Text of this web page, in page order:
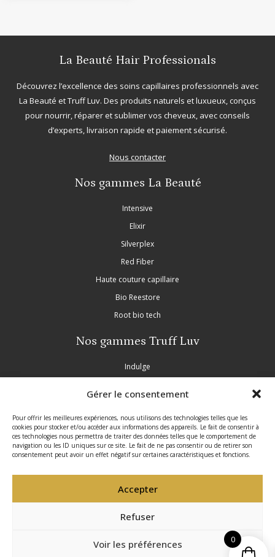
Gérer le consentement
Pour offrir les meilleures expériences, nous utilisons des technologies telles que les
cookies pour stocker et/ou accéder aux informations des appareils. Le fait de consentir à
ces technologies nous permettra de traiter des données telles que le comportement de
navigation ou les ID uniques sur ce site. Le fait de ne pas consentir ou de retirer son
consentement peut avoir un effet négatif sur certaines caractéristiques et fonctions.
Accepter
Refuser
Voir les préférences
La Beauté Hair Professionals
Découvrez l’excellence des soins capillaires professionnels avec
La Beauté etTruff Luv. Des produits naturels et luxueux, conçus
pour nourrir, réparer et sublimer vos cheveux, avec conseils
d’experts, livraison rapide et paiement sécurisé.
Nous contacter
Nos gammes La Beauté
Intensive
Elixir
Silverplex
Red Fiber
Haute couture capillaire
Bio Reestore
Root bio tech
Nos gammes Truff Luv
Indulge
Partie légale
Mentions légales
Conditions générales de vente
0
Profitez d’offres exclusives tout au long de l’année,
découvrez nos nouveautés en avant-première et
recevez nos conseils professionnels.
Envoyer votre message